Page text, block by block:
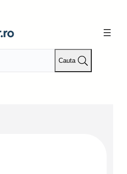
Cauta